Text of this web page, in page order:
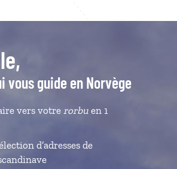
vous guide en Norvège
vers votre rorbuen 1
d’adresses de